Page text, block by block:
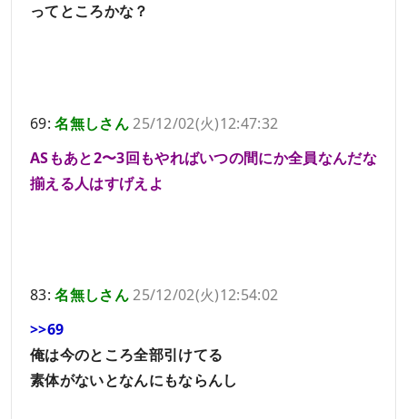
ってところかな？
69:名無しさん25/12/02(火)12:47:32
ASもあと2〜3回もやればいつの間にか全員なんだな
揃える人はすげえよ
83:名無しさん25/12/02(火)12:54:02
>>69
俺は今のところ全部引けてる
素体がないとなんにもならんし